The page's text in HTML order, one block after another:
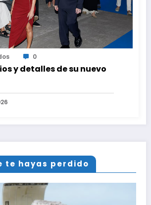
0
y detalles de su nuevo
te hayas perdido